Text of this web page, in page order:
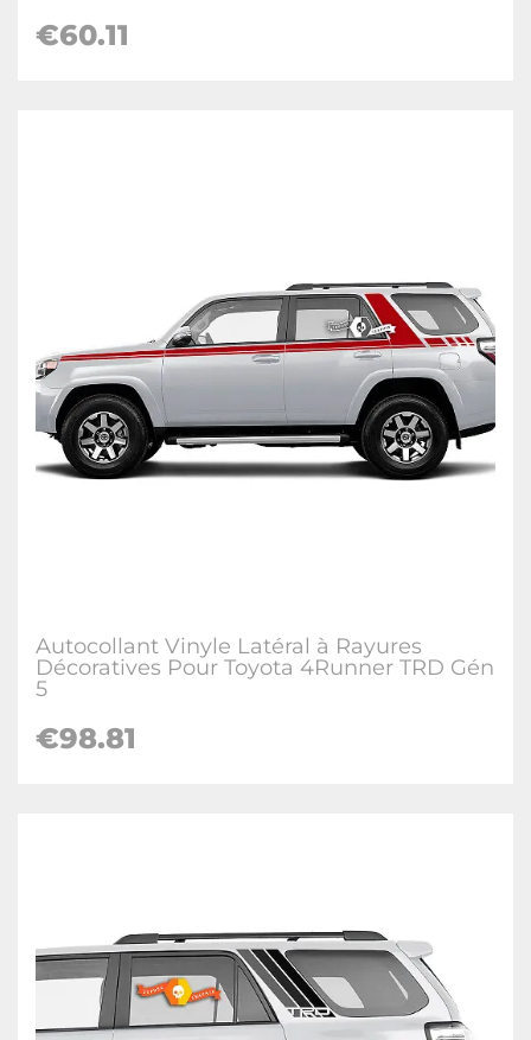
€60.11
Autocollant Vinyle Latéral à Rayures
Décoratives Pour Toyota 4Runner TRD Gén
5
€98.81